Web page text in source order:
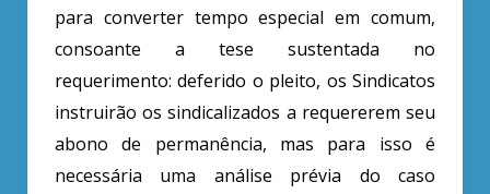
para converter tempo especial em comum,
consoante a tese sustentada no
requerimento: deferido o pleito, os Sindicatos
instruirão os sindicalizados a requererem seu
abono de permanência, mas para isso é
necessária uma análise prévia do caso